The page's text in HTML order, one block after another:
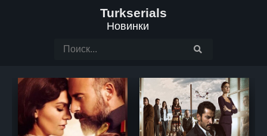
Turkserials
Новинки